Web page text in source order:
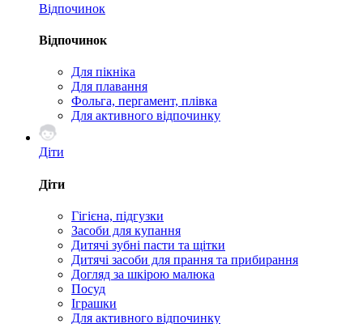
Відпочинок
Відпочинок
Для пікніка
Для плавання
Фольга, пергамент, плівка
Для активного відпочинку
Діти
Діти
Гігієна, підгузки
Засоби для купання
Дитячі зубні пасти та щітки
Дитячі засоби для прання та прибирання
Догляд за шкірою малюка
Посуд
Іграшки
Для активного відпочинку